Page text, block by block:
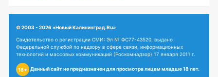
© 2003 - 2026 «Новый Калининград.Ru»
Свидетельство о регистрации СМИ: Эл № ФС77-43520, выдано
Федеральной службой по надзору в сфере связи, информационных
технологий и массовых коммуникаций (Роскомнадзор) 17 января 2011 г.
18+ Данный сайт не предназначен для просмотра лицам младше 18 лет.